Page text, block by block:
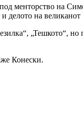
менторство на
и делото на
„Тешкото“,
Конески.